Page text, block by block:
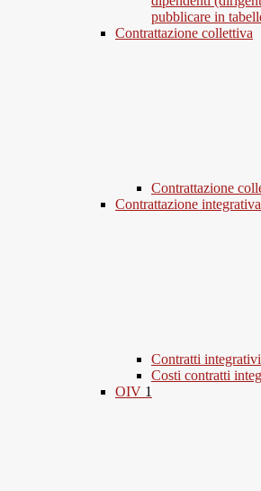
pubblicare in
Contrattazione collettiva
Contrattazione
Contrattazione integrativa
Contratti integrativi
Costi contratti
OIV 1